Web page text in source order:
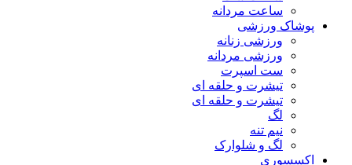
ساعت مردانه
پوشاک ورزشی
ورزشی زنانه
ورزشی مردانه
ست اسپرت
تیشرت و حلقه ای
تیشرت و حلقه ای
لگ
نیم تنه
لگ و شلوارک
اکسسوری